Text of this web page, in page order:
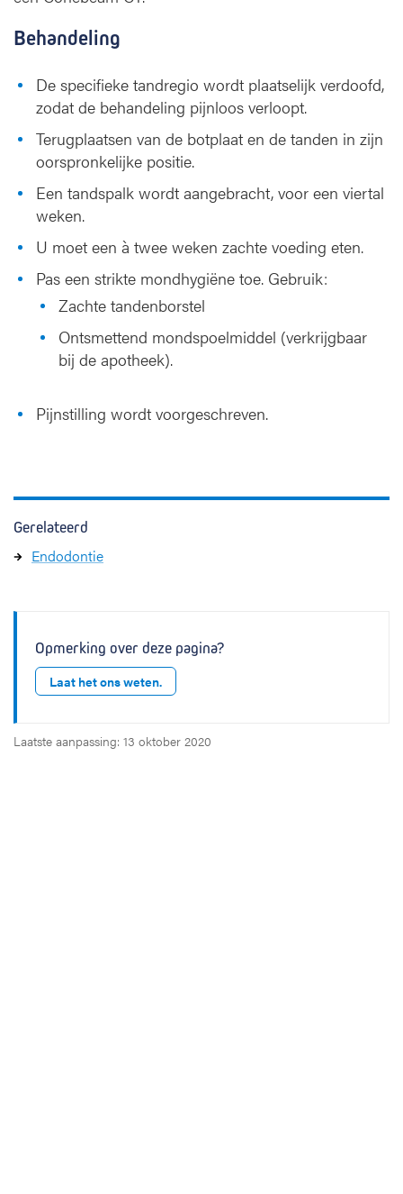
Behandeling
De specifieke tandregio wordt plaatselijk verdoofd,
zodat de behandeling pijnloos verloopt.
Terugplaatsen van de botplaat en de tanden in zijn
oorspronkelijke positie.
Een tandspalk wordt aangebracht, voor een viertal
weken.
U moet een à twee weken zachte voeding eten.
Pas een strikte mondhygiëne toe. Gebruik:
Zachte tandenborstel
Ontsmettend mondspoelmiddel (verkrijgbaar
bij de apotheek).
Pijnstilling wordt voorgeschreven.
Gerelateerd
Endodontie
Opmerking over deze pagina?
Laat het ons weten.
Laatste aanpassing: 13 oktober 2020